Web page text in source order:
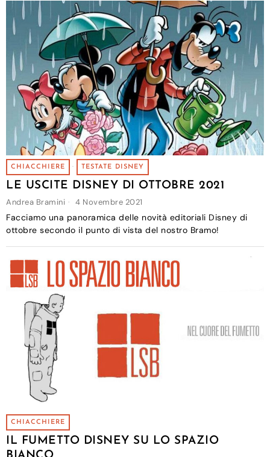
CHIACCHIERE · TESTATE DISNEY
LE USCITE DISNEY DI OTTOBRE 2021
Andrea Bramini 4 Novembre 2021
Facciamo una panoramica delle novità editoriali Disney di
ottobre secondo il punto di vista del nostro Bramo!
CHIACCHIERE
IL FUMETTO DISNEY SU LO SPAZIO